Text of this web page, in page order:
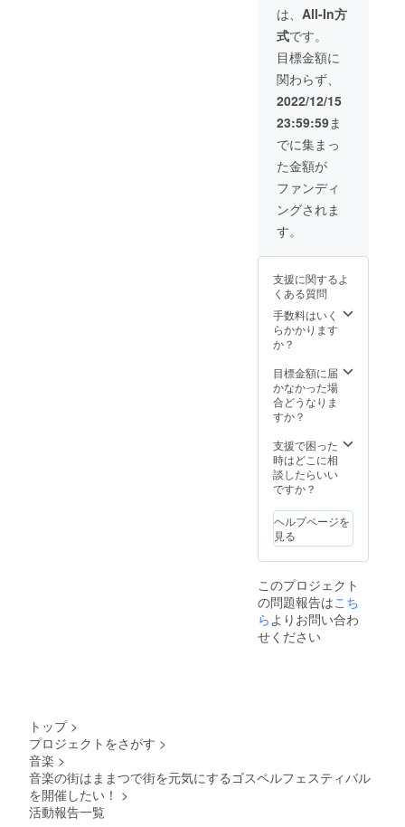
みで特別なワンステージで
すね！！先日のリアンディ
でのステージも圧巻でし
た！！
ズ） 会
松市
ギャラ
リー
モール
ソラ
モ）で
お渡し
をご希
望の方
は、当
日ス
タッフ
に引換
をお伝
えくだ
さい。
また、
来場予
定の方
される
場合は
お手数
をお願
い致し
ます。
・実行
より御
メッ
セージ
を配信
致しま
す
こと間
違いな
し！一
緒に楽
しみま
しょ
う！ ※
の選択
をお願
いいた
しま
す。 ＜
お返し
内容＞
シャツ
会場
（浜松
市ギャ
ラリー
モール
お渡し
をご希
望の方
タッフ
に引換
番号と
お名前
えくだ
さい。
また、
来場予
で発送
に変更
される
場合は
A4 サイ
お返し内容＞ ・
当日の動画への
クレジット掲
載。 ・実行委員
会より御礼の
メッセージを配
信致します。
は、 All-In方
式です。
目標金額に
関わらず、
2022/12/15
23:59:59ま
でに集まっ
た金額が
ファンディ
ングされま
す。
支援に関するよ
くある質問
手数料はいく
らかかります
か？
目標金額に届
かなかった場
合どうなりま
すか？
支援で困った
時はどこに相
談したらいい
ですか？
ヘルプページを
見る
このプロジェクト
の問題報告はこち
ら よりお問い合わ
せください
トップ >
プロジェクトをさがす >
音楽 >
音楽の街はままつで街を元気にするゴスペルフェスティバル
を開催したい！ >
活動報告一覧